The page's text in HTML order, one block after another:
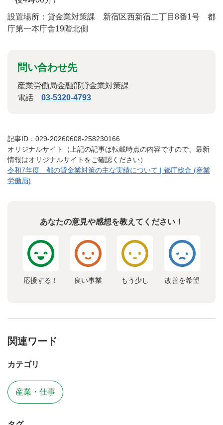
設置場所：貸金業対策課 新宿区西新宿二丁目8番1号 都
庁第一本庁舎19階北側
問い合わせ先
産業労働局金融部貸金業対策課
電話 03-5320-4793
記事ID：029-20260608-258230166
オリジナルサイト（上記の記事は転載時点の内容ですので、最新
情報はオリジナルサイトをご確認ください）
令和7年度 都の貸金業対策の主な実績について | 都庁総合 (産業
労働局)
あなたの意見や感想を教えてください！
応援する！ 良い事業 もう少し 改善を希望
関連ワード
カテゴリ
産業・仕事